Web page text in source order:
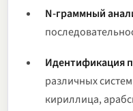
N-граммный
Идентификация
различных
кириллица,